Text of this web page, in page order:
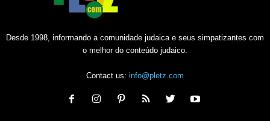
Desde 1998, informando a comunidade judaica e seus simpatizantes com
o melhor do conteúdo judaico.
Contact us: info@pletz.com